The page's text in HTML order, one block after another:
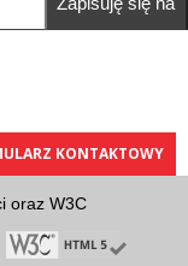
KONTAKTOWY
oraz W3C